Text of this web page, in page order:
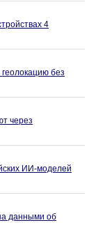
4
без
через
ИИ-моделей
данными об